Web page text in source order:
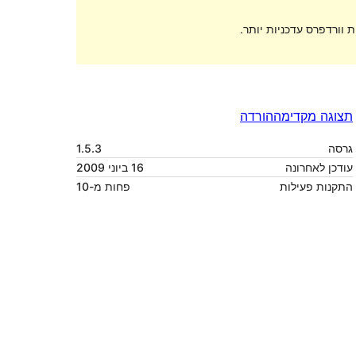
וורדפרס עדכניות יותר.
תצוגה מקדימההורדה
גרסה
1.5.3
עודכן לאחרונה
16 ביוני 2009
התקנות פעילות
פחות מ-10